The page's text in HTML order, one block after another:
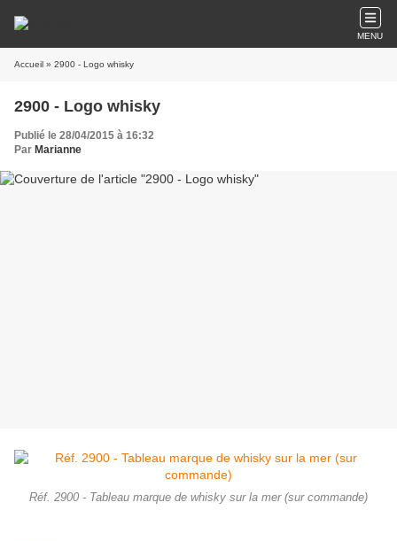
MENU
Accueil » 2900 - Logo whisky
2900 - Logo whisky
Publié le 28/04/2015 à 16:32
Par Marianne
Réf. 2900 - Tableau marque de whisky sur la mer (sur commande)